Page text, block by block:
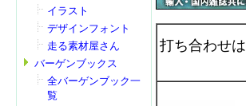
イラスト
デザインフォント
走る素材屋さん
バーゲンブックス
全バーゲンブック一
覧
打ち合わせは